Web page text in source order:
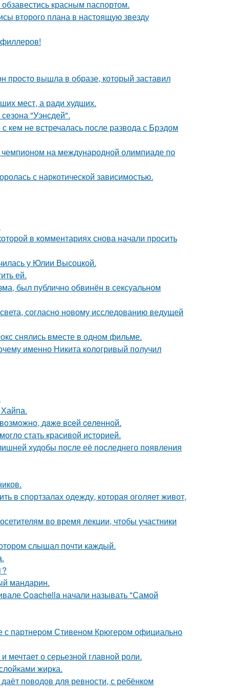
красным паспортом.
второго плана в настоящую звезду
филлеров!
просто вышла в образе, который заставил
мест, а ради худших.
"Уэнсдей".
кем не встречалась после развода с Брэдом
на международной олимпиаде по
с наркотической зависимостью.
в комментариях снова начали просить
у Юлии Высоцкой.
ей.
был публично обвинён в сексуальном
согласно новому исследованию ведущей
снялись вместе в одном фильме.
именно Никита кологривый получил
дaжe вceй ceлeннoй.
стать красивой историей.
худобы после её последнего появления
в спортзалах одежду, которая оголяет живот,
во время лекции, чтобы участники
слышал почти каждый.
мандарин.
Coachella начали называть "Самой
с партнером Стивеном Крюгером официально
мечтает о серьезной главной роли.
жирка.
поводов для ревности, с ребёнком